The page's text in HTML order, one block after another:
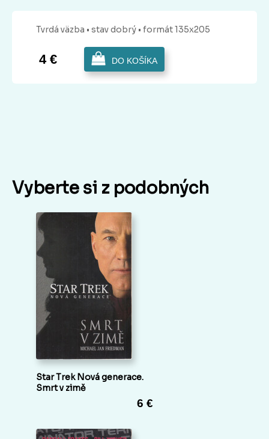
Tvrdá väzba • stav dobrý • formát 135x205
4 € DO KOŠÍKA
Vyberte si z podobných
Star Trek Nová generace.
Smrt v zimě
6 €